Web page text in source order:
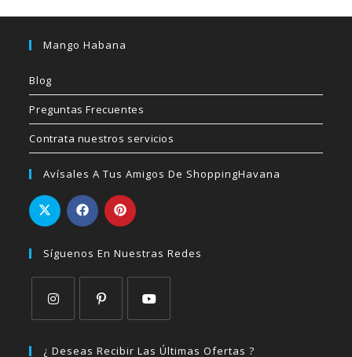
Mango Habana
Blog
Preguntas Frecuentes
Contrata nuestros servicios
Avísales A Tus Amigos De ShoppingHavana
Síguenos En Nuestras Redes
abre
abre
abre
¿ Deseas Recibir Las Últimas Ofertas ?